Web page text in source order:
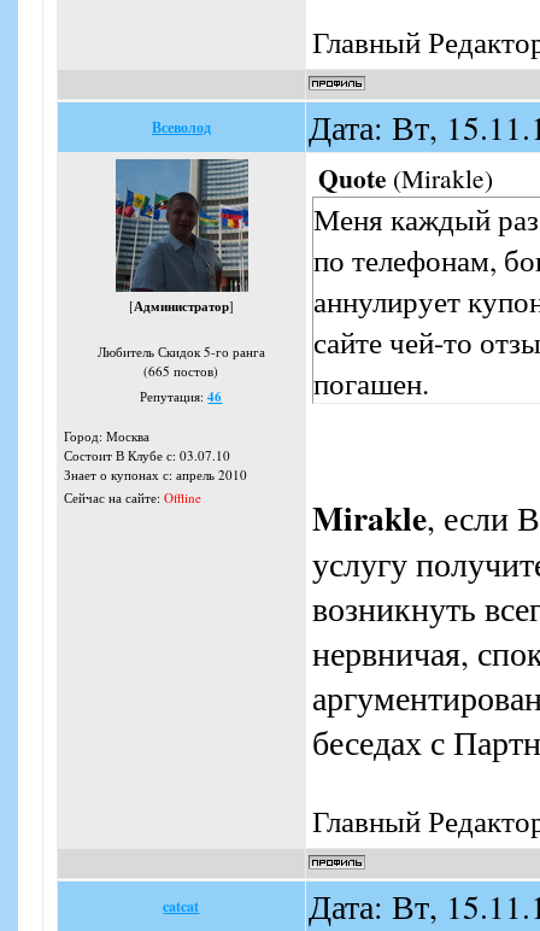
Главный
Всеволод Дата: Вт,
[Администратор]
Любитель Скидок 5-го ранга
(665 постов)
Репутация:46
Город: Москва
Состоит В Клубе с: 03.07.10
Знает о купонах с: апрель 2010
Сейчас на сайте: Offline
Quote (Mirakle)
Меня каждый раз
по телефонам,
аннулирует
сайте чей-то
погашен.
Mirakle, если
услугу
возникнуть
нервничая,
беседах с
Главный
catcat Дата: Вт,